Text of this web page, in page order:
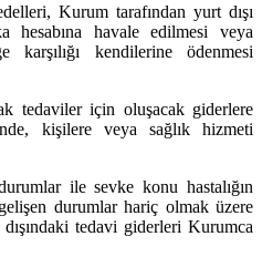
Kurum tarafından yurt dışı
hesabına havale edilmesi veya
karşılığı kendilerine ödenmesi
tedaviler için oluşacak giderlere
kişilere veya sağlık hizmeti
ile sevke konu hastalığın
durumlar hariç olmak üzere
tedavi giderleri Kurumca